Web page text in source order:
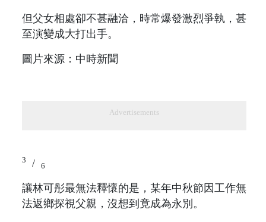
但父女相處卻不甚融洽，時常爆發激烈爭執，甚
至演變成大打出手。
圖片來源：中時新聞
Advertisements
3 / 6
讓林可彤最無法釋懷的是，某年中秋節因工作無
法返鄉探視父親，沒想到竟成為永別。